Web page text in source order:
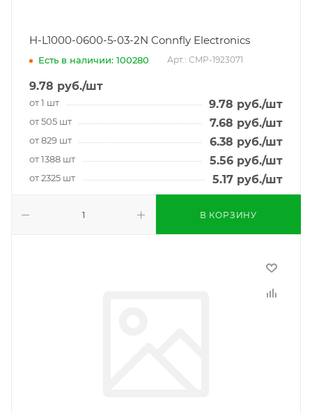
H-L1000-0600-5-03-2N Connfly Electronics
Есть в наличии: 100280 Арт.: CMP-1923071
9.78 руб./шт
от 1 шт 9.78 руб./шт
от 505 шт 7.68 руб./шт
от 829 шт 6.38 руб./шт
от 1388 шт 5.56 руб./шт
от 2325 шт 5.17 руб./шт
В КОРЗИНУ